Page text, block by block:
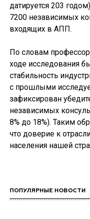
датируется 203
7200 независимых
входящих в АПП.
По словам
ходе исследования
стабильность
с прошлыми
зафиксирован
независимых
8% до 18%). Таким
что доверие к
населения нашей
ПОПУЛЯРНЫЕ НОВОСТИ